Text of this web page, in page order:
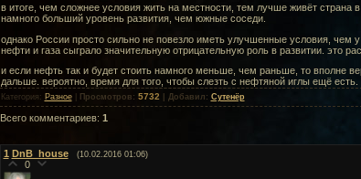
в итоге, чем сложнее условия жить на местности, тем лучше живёт
намного больший уровень развития, чем южные соседи.
однако России просто сильно не повезло иметь улучшенные условия, чем
нефти и газа сыграло значительную отрицательную роль в развитии. это
и если нефть так и будет стоить намного меньше, чем раньше, то вполне
дальше. вероятно, время для того, чтобы слезть с нефтяной иглы ещё есть.
Категория : Разное| Просмотров : 5732 Добавил : Сутенёр
Всего комментариев: 1
1 DnB_house (10.02.2016 01:06)
0